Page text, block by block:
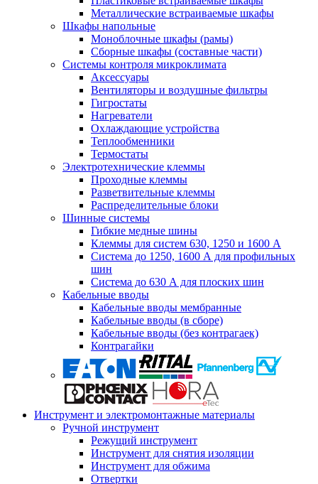
Металлические встраиваемые шкафы
Шкафы напольные
Моноблочные шкафы (рамы)
Сборные шкафы (составные части)
Системы контроля микроклимата
Аксессуары
Вентиляторы и воздушные фильтры
Гигростаты
Нагреватели
Охлаждающие устройства
Теплообменники
Термостаты
Электротехнические клеммы
Проходные клеммы
Разветвительные клеммы
Распределительные блоки
Шинные системы
Гибкие медные шины
Клеммы для систем 630, 1250 и 1600 А
Система до 1250, 1600 А для профильных
шин
Система до 630 А для плоских шин
Кабельные вводы
Кабельные вводы мембранные
Кабельные вводы (в сборе)
Кабельные вводы (без контрагаек)
Контрагайки
Инструмент и электромонтажные материалы
Ручной инструмент
Режущий инструмент
Инструмент для снятия изоляции
Инструмент для обжима
Отвертки